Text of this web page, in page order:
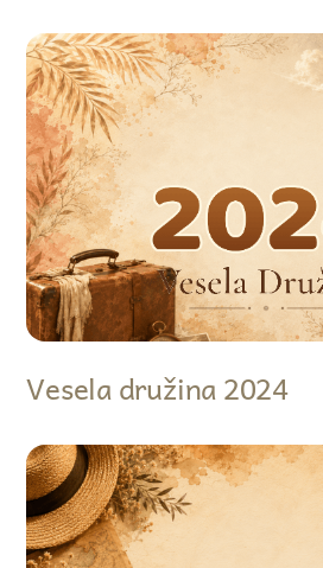
Vesela družina 2024